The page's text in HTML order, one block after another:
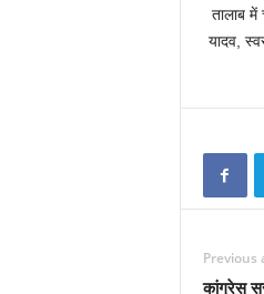
तालाब
यादव,
Previous
कांग्रेस